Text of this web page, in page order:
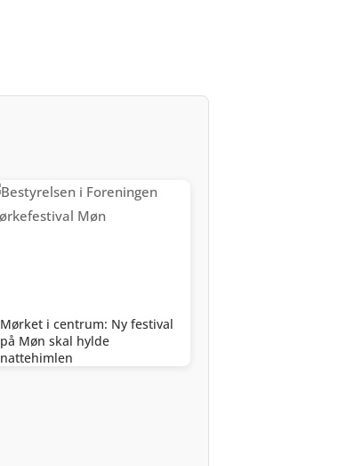
Mørket i centrum: Ny festival
på Møn skal hylde
nattehimlen